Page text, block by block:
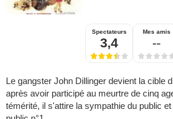
Spectateurs
3,4
Mes amis
--
Le gangster John Dillinger devient la cible
après avoir participé au meurtre de cinq
témérité, il s'attire la sympathie du public